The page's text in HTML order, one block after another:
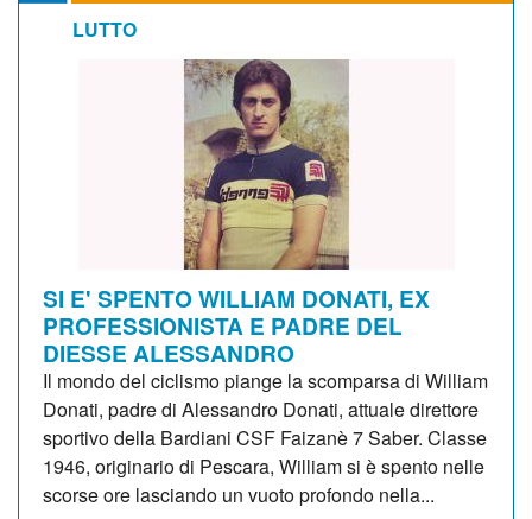
LUTTO
SI E' SPENTO WILLIAM DONATI, EX
PROFESSIONISTA E PADRE DEL
DIESSE ALESSANDRO
Il mondo del ciclismo piange la scomparsa di William
Donati, padre di Alessandro Donati, attuale direttore
sportivo della Bardiani CSF Faizanè 7 Saber. Classe
1946, originario di Pescara, William si è spento nelle
scorse ore lasciando un vuoto profondo nella...